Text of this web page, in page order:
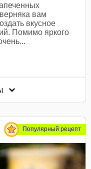
вам
вкусное
Помимо яркого
Популярный рецепт